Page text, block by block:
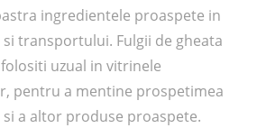
ingredientele proaspete in
transportului. Fulgii de gheata
uzual in vitrinele
pentru a mentine prospetimea
a altor produse proaspete.